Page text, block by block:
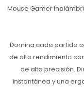
Mouse Gamer
Domina cada partida
de alto rendimiento
de alta precisión.
instantánea y una